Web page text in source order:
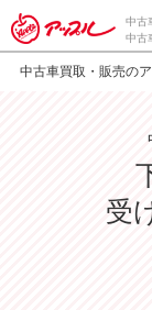
中古
中古
中古車買取・販売の
受